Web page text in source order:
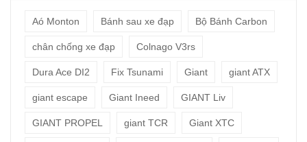
Aó Monton Bánh sau xe đạp Bộ Bánh Carbon
chân chống xe đạp Colnago V3rs
Dura Ace DI2 Fix Tsunami Giant giant ATX
giant escape Giant Ineed GIANT Liv
GIANT PROPEL giant TCR Giant XTC